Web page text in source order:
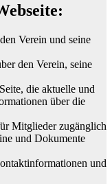
Verein und seine
den Verein, seine
die aktuelle und
über die
Mitglieder zugänglich
und Dokumente
und